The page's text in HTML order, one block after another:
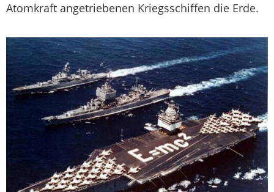
Atomkraft angetriebenen Kriegsschiffen die Erde.